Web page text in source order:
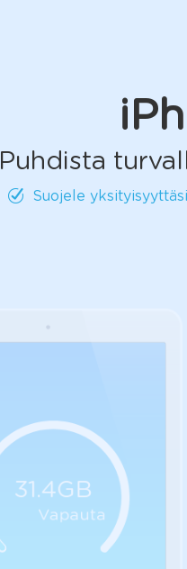
Puhdista
Suojele yksityisyyttäsi
31.4GB
Vapauta